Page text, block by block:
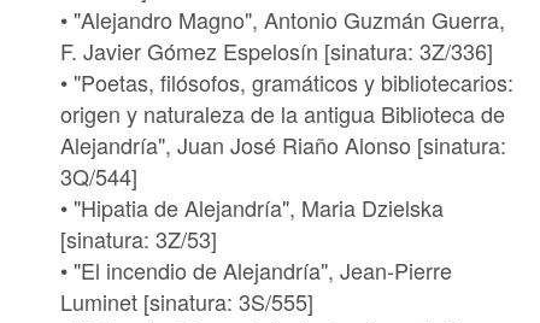
• "Alejandro Magno", Antonio Guzmán Guerra,
F. Javier Gómez Espelosín [sinatura: 3Z/336]
• "Poetas, filósofos, gramáticos y bibliotecarios:
origen y naturaleza de la antigua Biblioteca de
Alejandría", Juan José Riaño Alonso [sinatura:
3Q/544]
• "Hipatia de Alejandría", Maria Dzielska
[sinatura: 3Z/53]
• "El incendio de Alejandría", Jean-Pierre
Luminet [sinatura: 3S/555]